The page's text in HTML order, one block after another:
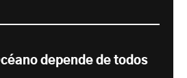
depende de todos